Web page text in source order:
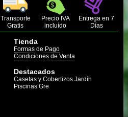
Transporte
Gratis
Precio IVA
incluído
Entrega en 7
Días
Tienda
Formas de Pago
Condiciones de Venta
Destacados
Casetas y Cobertizos Jardín
Piscinas Gre